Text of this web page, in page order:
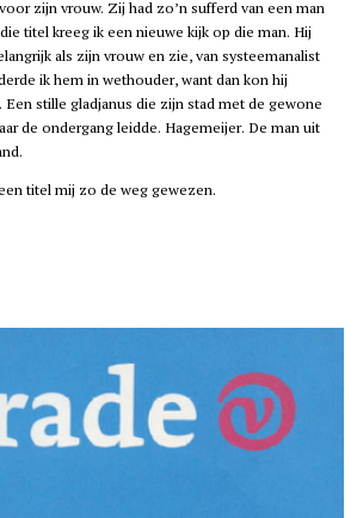
zijn vrouw. Zij had zo’n sufferd van een man
titel kreeg ik een nieuwe kijk op die man. Hij
als zijn vrouw en zie, van systeemanalist
ik hem in wethouder, want dan kon hij
stille gladjanus die zijn stad met de gewone
de ondergang leidde. Hagemeijer. De man uit
titel mij zo de weg gewezen.